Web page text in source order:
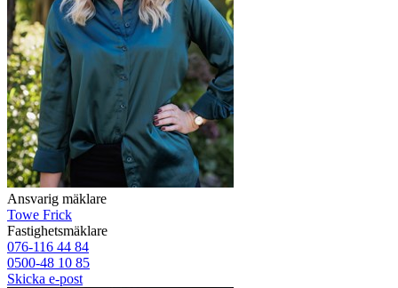
Ansvarig mäklare
Towe Frick
Fastighetsmäklare
076-116 44 84
0500-48 10 85
Skicka e-post